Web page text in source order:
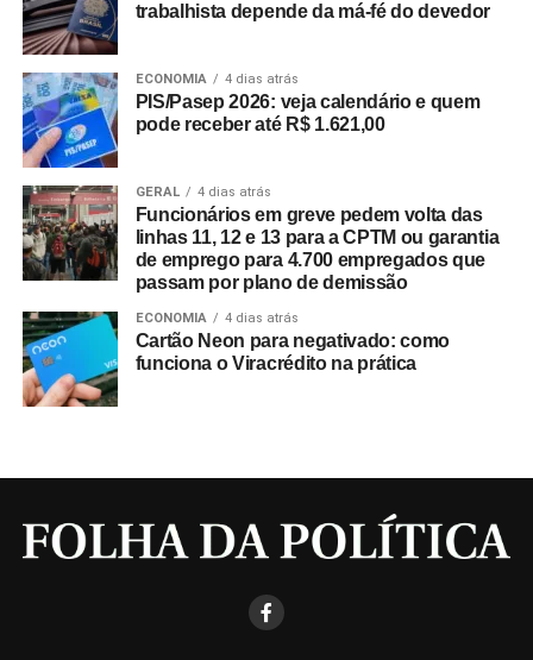
trabalhista depende da má-fé do devedor
ECONOMIA 4 dias atrás
PIS/Pasep 2026: veja calendário e quem
pode receber até R$ 1.621,00
GERAL 4 dias atrás
Funcionários em greve pedem volta das
linhas 11, 12 e 13 para a CPTM ou garantia
de emprego para 4.700 empregados que
passam por plano de demissão
ECONOMIA 4 dias atrás
Cartão Neon para negativado: como
funciona o Viracrédito na prática